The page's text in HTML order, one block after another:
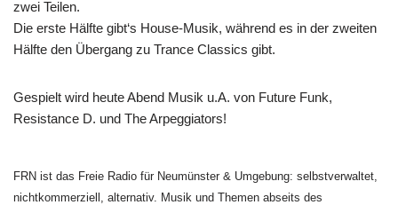
zwei Teilen.
Die erste Hälfte gibt‘s House-Musik, während es in der zweiten
Hälfte den Übergang zu Trance Classics gibt.
Gespielt wird heute Abend Musik u.A. von Future Funk,
Resistance D. und The Arpeggiators!
FRN ist das Freie Radio für Neumünster & Umgebung: selbstverwaltet,
nichtkommerziell, alternativ. Musik und Themen abseits des